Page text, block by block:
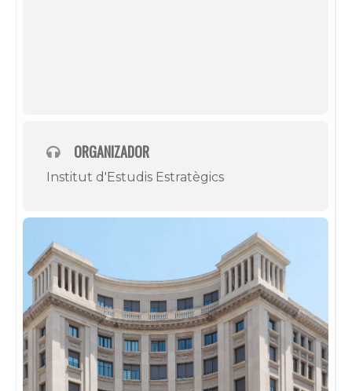
ORGANIZADOR
Institut d'Estudis Estratègics